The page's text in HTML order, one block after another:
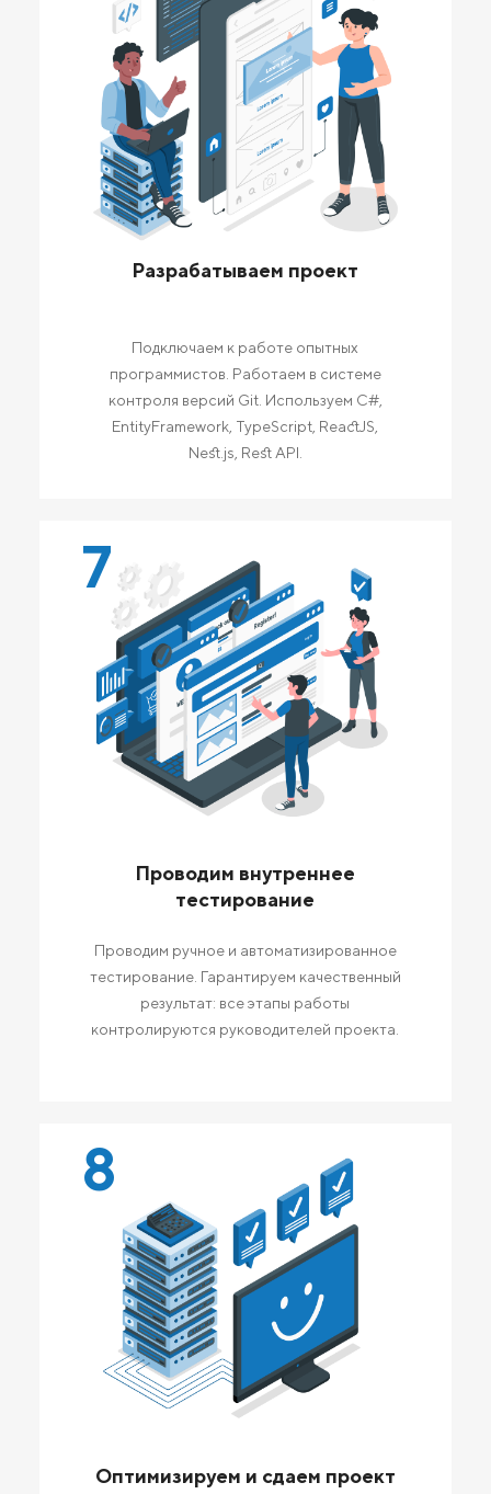
Разрабатываем проект
Подключаем к работе опытных
программистов. Работаем в системе
контроля версий Git. Используем C#,
EntityFramework, TypeScript, ReactJS,
Nest.js, Rest API.
7
Проводим внутреннее
тестирование
Проводим ручное и автоматизированное
тестирование. Гарантируем качественный
результат: все этапы работы
контролируются руководителей проекта.
8
Оптимизируем и сдаем проект